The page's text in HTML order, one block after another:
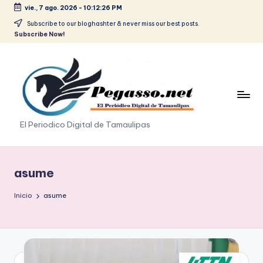
Saltar
vie., 7 ago. 2026 - 10:12:27 PM
Subscribe to our bloghashter & never miss our best posts.
Subscribe Now!
p
e
s
.
El Periodico Digital de Tamaulipas
asume
Inicio asume